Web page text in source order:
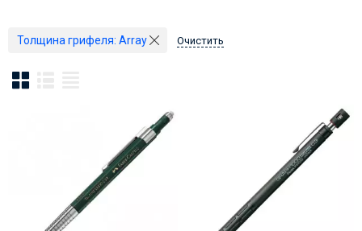
Толщина грифеля: Array Очистить